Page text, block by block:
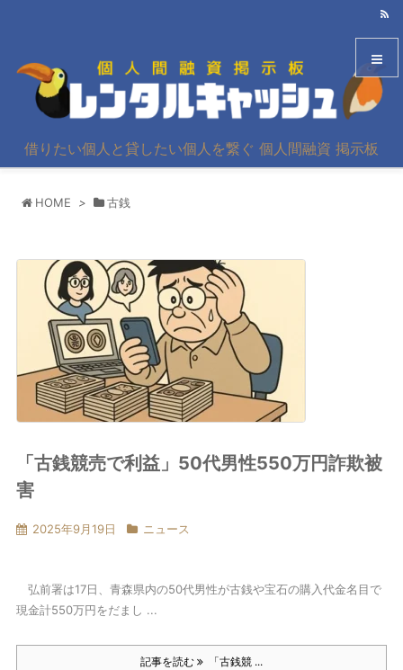
借りたい個人と貸したい個人を繋ぐ 個人間融資 掲示板
HOME > 古銭
「古銭競売で利益」50代男性550万円詐欺被
害
2025年9月19日 ニュース
弘前署は17日、青森県内の50代男性が古銭や宝石の購入代金名目で
現金計550万円をだまし ...
記事を読む 「古銭競 ...